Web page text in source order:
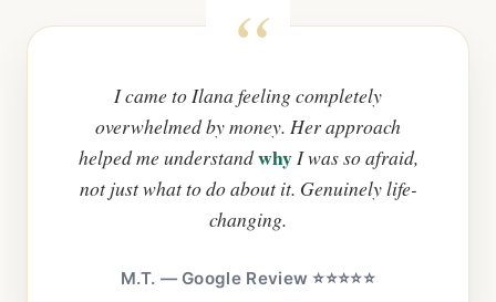
I came to Ilana feeling completely
overwhelmed by money. Her approach
helped me understandwhyI was so afraid,
not just what to do about it. Genuinely life-
changing.
M.T. — Google Review ⭐⭐⭐⭐⭐